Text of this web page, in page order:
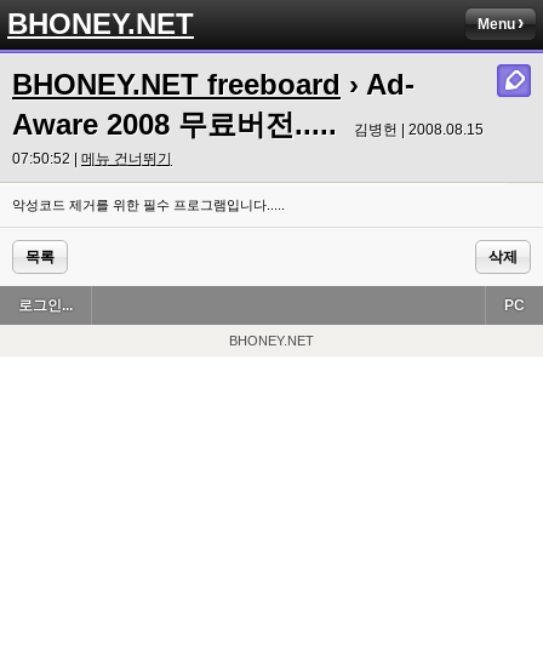
BHONEY.NET Menu
BHONEY.NET freeboard › Ad-
Aware 2008 무료버전.....
김병헌 | 2008.08.15
07:50:52 | 메뉴 건너뛰기
악성코드 제거를 위한 필수 프로그램입니다.....
목록 삭제
로그인... PC
BHONEY.NET